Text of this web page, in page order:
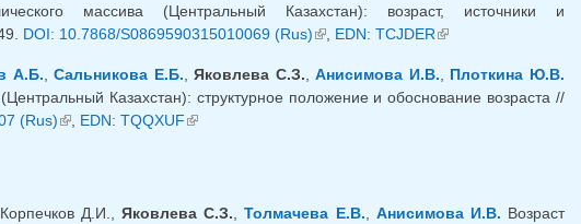
массива (Центральный Казахстан): возраст, источники и
DOI: 10.7868/S0869590315010069 (Rus)(внешняя ссылка)
, EDN: TCJDER(внешняя ссылка)
А.Б. ,Сальникова Е.Б. ,Яковлева С.З. ,Анисимова И.В.
Плоткина Ю.В.
Казахстан): структурное положение и обоснование возраста //
(Rus)(внешняя ссылка)
, EDN: TQQXUF(внешняя ссылка)
Д.И.,Яковлева С.З.,Толмачева Е.В., Анисимова И.В. Возраст